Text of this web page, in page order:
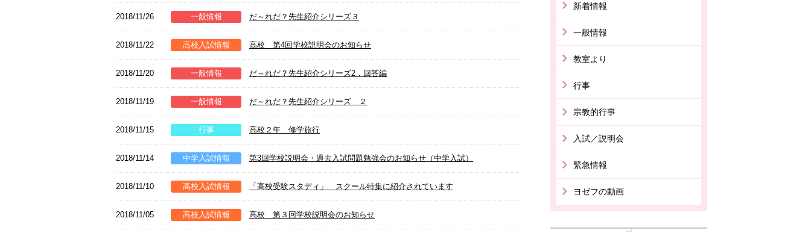
2018/11/26 一般情報 だ～れだ？先生紹介シリーズ３
2018/11/22 高校入試情報 高校 第4回学校説明会のお知らせ
2018/11/20 一般情報 だ～れだ？先生紹介シリーズ2．回答編
2018/11/19 一般情報 だ～れだ？先生紹介シリーズ ２
2018/11/15 行事 高校２年 修学旅行
2018/11/14 中学入試情報 第3回学校説明会・過去入試問題勉強会のお知らせ（中学入試）
2018/11/10 高校入試情報 「高校受験スタディ」 スクール特集に紹介されています
2018/11/05 高校入試情報 高校 第３回学校説明会のお知らせ
新着情報
一般情報
教室より
行事
宗教的行事
入試／説明会
緊急情報
ヨゼフの動画